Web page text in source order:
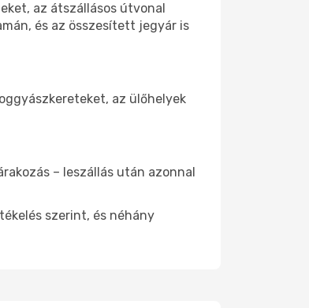
az átszállásos útvonal
és az összesített jegyár is
az ülőhelyek
– leszállás után azonnal
szerint, és néhány